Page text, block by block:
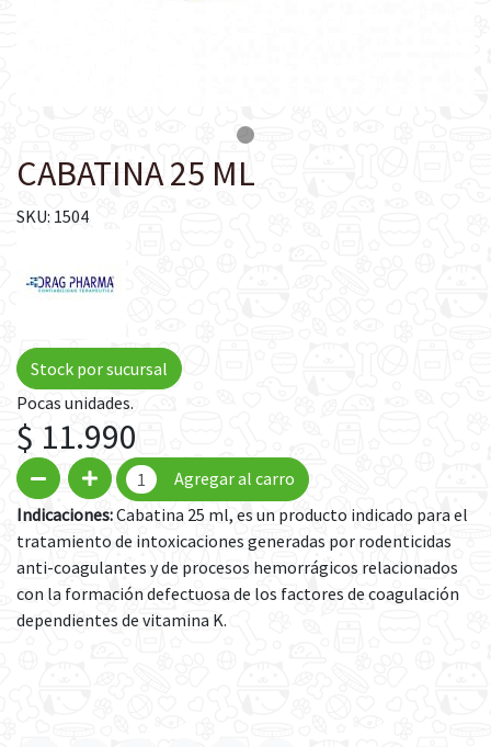
CABATINA 25 ML
SKU: 1504
Stock por sucursal
Pocas unidades.
$ 11.990
Agregar al carro
Indicaciones:Cabatina 25 ml, es un producto indicado para el
tratamiento de intoxicaciones generadas por rodenticidas
anti-coagulantes y de procesos hemorrágicos relacionados
con la formación defectuosa de los factores de coagulación
dependientes de vitamina K.